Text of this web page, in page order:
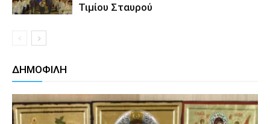
Τιμίου Σταυρού
ΔΗΜΟΦΙΛΗ